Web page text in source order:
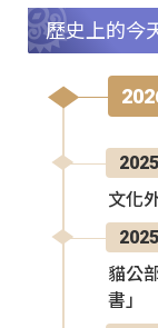
歷史上的今
2025
文化
2025
貓公
書」